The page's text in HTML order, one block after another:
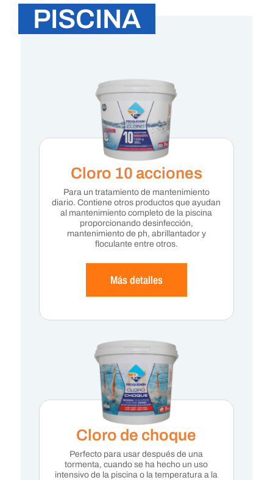
PISCINA
Cloro 10 acciones
Para un tratamiento de mantenimiento
diario. Contiene otros productos que ayudan
al mantenimiento completo de la piscina
proporcionando desinfección,
mantenimiento de ph, abrillantador y
floculante entre otros.
Más detalles
Cloro de choque
Perfecto para usar después de una
tormenta, cuando se ha hecho un uso
intensivo de la piscina o la temperatura a la